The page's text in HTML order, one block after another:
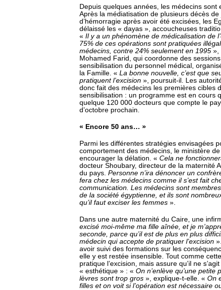
Depuis quelques années, les médecins sont
Après la médiatisation de plusieurs décès
d’hémorragie après avoir été excisées, les
délaissé les « dayas », accoucheuses
« Il y a un phénomène de médicalisation de
75% de ces opérations sont pratiquées
médecins, contre 24% seulement en 1995 »,
Mohamed Farid, qui coordonne des
sensibilisation du personnel médical,
la Famille. « La bonne nouvelle, c’est que
pratiquent l’excision », poursuit-il. Les
donc fait des médecins les premières cibles
sensibilisation : un programme est en cours
quelque 120 000 docteurs que compte le
d’octobre prochain.
« Encore 50 ans… »
Parmi les différentes stratégies envisagées
comportement des médecins, le ministère
encourager la délation. « Cela ne
docteur Shoubary, directeur de la maternité
du pays. Personne n’ira dénoncer un
fera chez les médecins comme il s’est fait
communication. Les médecins sont
de la société égyptienne, et ils sont
qu’il faut exciser les femmes ».
Dans une autre maternité du Caire, une
excisé moi-même ma fille aînée, et je
seconde, parce qu’il est de plus en plus
médecin qui accepte de pratiquer l’excision
avoir suivi des formations sur les
elle y est restée insensible. Tout comme
pratique l’excision, mais assure qu’il ne
« esthétique » : « On n’enlève qu’une petite
lèvres sont trop gros », explique-t-elle. « On
filles et on voit si l’opération est nécessaire